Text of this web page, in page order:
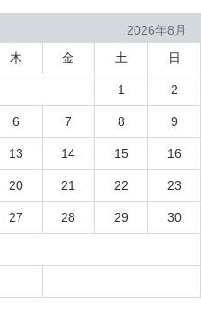
2026年8月
木 金 土 日
1 2
6 7 8 9
13 14 15 16
20 21 22 23
27 28 29 30